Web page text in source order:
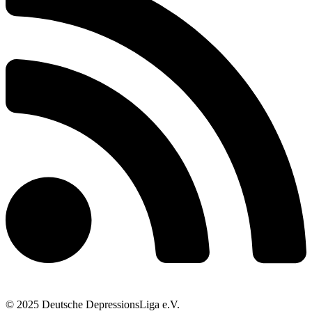
© 2025 Deutsche DepressionsLiga e.V.